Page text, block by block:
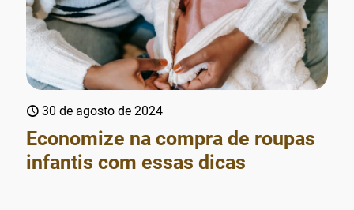
30 de agosto de 2024
Economize na compra de roupas
infantis com essas dicas